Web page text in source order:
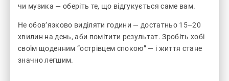
чи музика — оберіть те, що відгукується саме вам.
Не обов’язково виділяти години — достатньо 15–20
хвилин на день, аби помітити результат. Зробіть хобі
своїм щоденним “острівцем спокою” — і життя стане
значно легшим.